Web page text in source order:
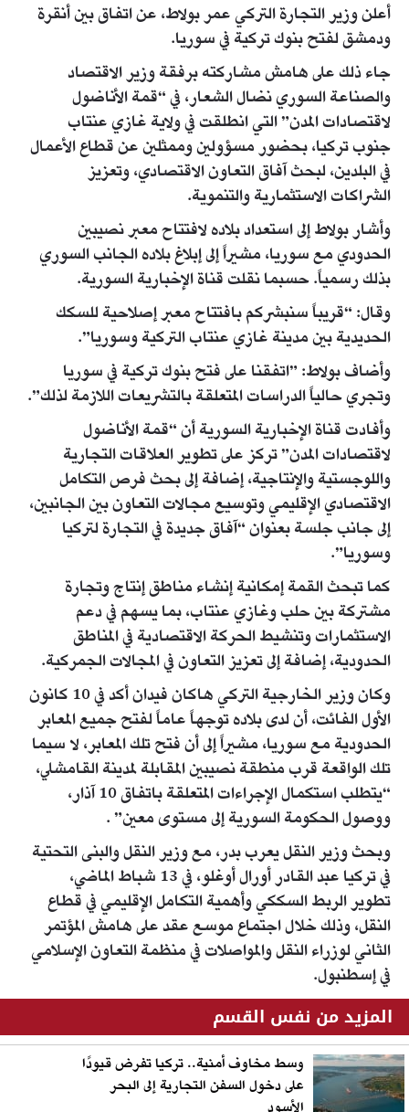
أعلن وزير التجارة التركي عمر بولاط، عن اتفاق بين أنقرة
ودمشق لفتح بنوك تركية في سوريا.
جاء ذلك على هامش مشاركته برفقة وزير الاقتصاد
والصناعة السوري نضال الشعار، في “قمة الأناضول
لاقتصادات المدن” التي انطلقت في ولاية غازي عنتاب
جنوب تركيا، بحضور مسؤولين وممثلين عن قطاع الأعمال
في البلدين، لبحث آفاق التعاون الاقتصادي، وتعزيز
الشراكات الاستثمارية والتنموية.
وأشار بولاط إلى استعداد بلاده لافتتاح معبر نصيبين
الحدودي مع سوريا، مشيراً إلى إبلاغ بلاده الجانب السوري
بذلك رسمياً. حسبما نقلت قناة الإخبارية السورية.
وقال: “قريباً سنبشركم بافتتاح معبر إصلاحية للسكك
الحديدية بين مدينة غازي عنتاب التركية وسوريا”.
وأضاف بولاط: ”اتفقنا على فتح بنوك تركية في سوريا
وتجري حالياً الدراسات المتعلقة بالتشريعات اللازمة لذلك”.
وأفادت قناة الإخبارية السورية أن “قمة الأناضول
لاقتصادات المدن” تركز على تطوير العلاقات التجارية
واللوجستية والإنتاجية، إضافة إلى بحث فرص التكامل
الاقتصادي الإقليمي وتوسيع مجالات التعاون بين الجانبين،
إلى جانب جلسة بعنوان “آفاق جديدة في التجارة لتركيا
وسوريا”.
كما تبحث القمة إمكانية إنشاء مناطق إنتاج وتجارة
مشتركة بين حلب وغازي عنتاب، بما يسهم في دعم
الاستثمارات وتنشيط الحركة الاقتصادية في المناطق
الحدودية، إضافة إلى تعزيز التعاون في المجالات الجمركية.
وكان وزير الخارجية التركي هاكان فيدان أكد في 10 كانون
الأول الفائت، أن لدى بلاده توجهاً عاماً لفتح جميع المعابر
الحدودية مع سوريا، مشيراً إلى أن فتح تلك المعابر، لا سيما
تلك الواقعة قرب منطقة نصيبين المقابلة لمدينة القامشلي،
“يتطلب استكمال الإجراءات المتعلقة باتفاق 10 آذار،
ووصول الحكومة السورية إلى مستوى معين” .
وبحث وزير النقل يعرب بدر، مع وزير النقل والبنى التحتية
في تركيا عبد القادر أورال أوغلو، في 13 شباط الماضي،
تطوير الربط السككي وأهمية التكامل الإقليمي في قطاع
النقل، وذلك خلال اجتماع موسع عقد على هامش المؤتمر
الثاني لوزراء النقل والمواصلات في منظمة التعاون الإسلامي
في إسطنبول.
المزيد من نفس القسم
وسط مخاوف أمنية.. تركيا تفرض قيودًا
على دخول السفن التجارية إلى البحر